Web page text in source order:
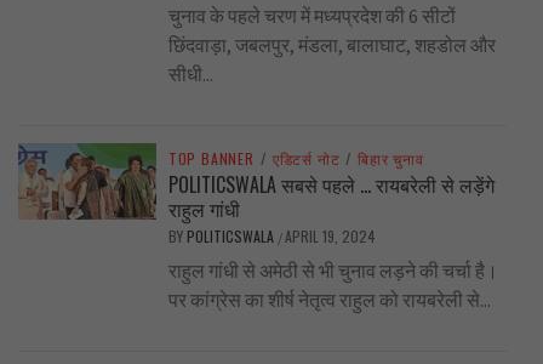
चुनाव के पहले चरण में मध्यप्रदेश की 6 सीटों
छिंदवाड़ा, जबलपुर, मंडला, बालाघाट, शहडोल और
सीधी...
TOP BANNER / एडिटर्स नोट / बिहार चुनाव
POLITICSWALA सबसे पहले … रायबरेली से लड़ेंगे
राहुल गांधी
BY POLITICSWALA /APRIL 19, 2024
राहुल गांधी से अमेठी से भी चुनाव लड़ने की चर्चा है।
पर कांग्रेस का शीर्ष नेतृत्व राहुल को रायबरेली से...